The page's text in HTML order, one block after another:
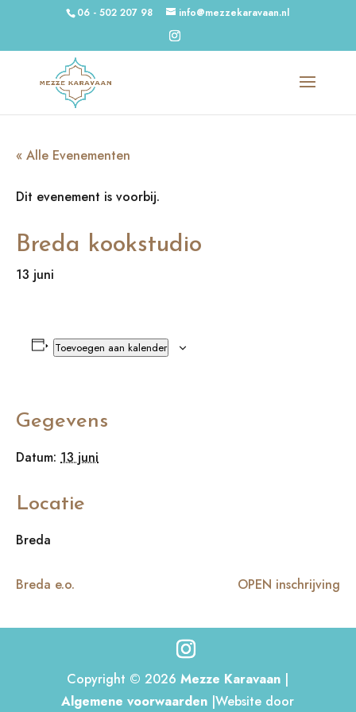
06 - 502 207 98 info@mezzekaravaan.nl
« Alle Evenementen
Dit evenement is voorbij.
Breda kookstudio
13 juni
Toevoegen aan kalender
Gegevens
Datum: 13 juni
Locatie
Breda
Breda e.o. OPEN inschrijving
Copyright © 2026Mezze Karavaan |
Algemene voorwaarden |Website door